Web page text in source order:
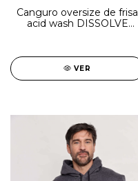
Canguro oversize de frisa
acid wash DISSOLVE
VER